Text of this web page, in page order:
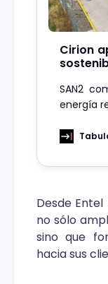
Cirion
SAN2
energía
menor
Desde
no sólo
sino que
hacia sus